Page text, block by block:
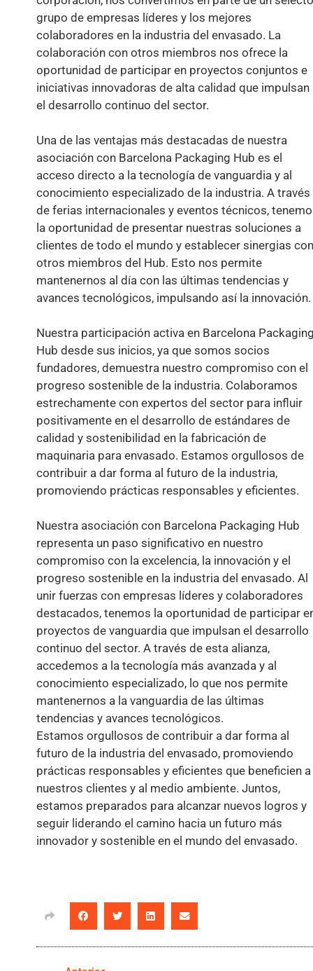
grupo de empresas líderes y los mejores
colaboradores en la industria del envasado. La
colaboración con otros miembros nos ofrece la
oportunidad de participar en proyectos conjuntos e
iniciativas innovadoras de alta calidad que impulsan
el desarrollo continuo del sector.
Una de las ventajas más destacadas de nuestra
asociación con Barcelona Packaging Hub es el
acceso directo a la tecnología de vanguardia y al
conocimiento especializado de la industria. A través
de ferias internacionales y eventos técnicos,
la oportunidad de presentar nuestras soluciones a
clientes de todo el mundo y establecer sinergias con
otros miembros del Hub. Esto nos permite
mantenernos al día con las últimas tendencias y
avances tecnológicos, impulsando así la innovación.
Nuestra participación activa en Barcelona
Hub desde sus inicios, ya que somos socios
fundadores, demuestra nuestro compromiso con el
progreso sostenible de la industria. Colaboramos
estrechamente con expertos del sector para influir
positivamente en el desarrollo de estándares de
calidad y sostenibilidad en la fabricación de
maquinaria para envasado. Estamos orgullosos de
contribuir a dar forma al futuro de la industria,
promoviendo prácticas responsables y eficientes.
Nuestra asociación con Barcelona Packaging Hub
representa un paso significativo en nuestro
compromiso con la excelencia, la innovación y el
progreso sostenible en la industria del envasado. Al
unir fuerzas con empresas líderes y colaboradores
destacados, tenemos la oportunidad de participar
proyectos de vanguardia que impulsan el desarrollo
continuo del sector. A través de esta alianza,
accedemos a la tecnología más avanzada y al
conocimiento especializado, lo que nos permite
mantenernos a la vanguardia de las últimas
tendencias y avances tecnológicos.
Estamos orgullosos de contribuir a dar forma al
futuro de la industria del envasado, promoviendo
prácticas responsables y eficientes que beneficien a
nuestros clientes y al medio ambiente. Juntos,
estamos preparados para alcanzar nuevos logros y
seguir liderando el camino hacia un futuro más
innovador y sostenible en el mundo del envasado.